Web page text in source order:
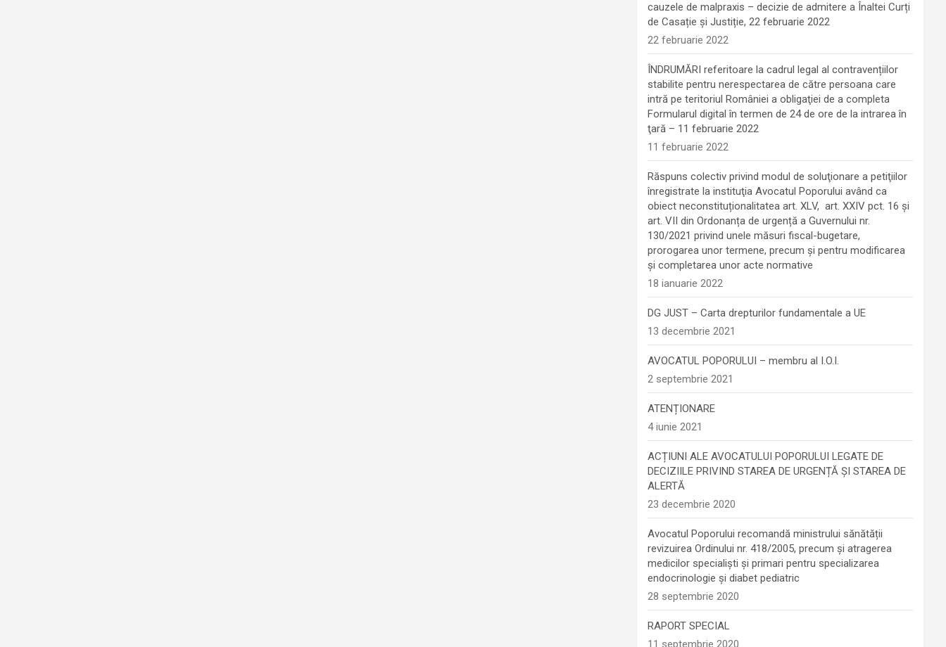
cauzele de malpraxis – decizie de admitere a Înaltei Curți
de Casație și Justiție, 22 februarie 2022
22 februarie 2022
ÎNDRUMĂRI referitoare la cadrul legal al contravențiilor
stabilite pentru nerespectarea de către persoana care
intră pe teritoriul României a obligaţiei de a completa
Formularul digital în termen de 24 de ore de la intrarea în
ţară – 11 februarie 2022
11 februarie 2022
Răspuns colectiv privind modul de soluţionare a petiţiilor
înregistrate la instituţia Avocatul Poporului având ca
obiect neconstituționalitatea art. XLV, art. XXIV pct. 16 și
art. VII din Ordonanța de urgență a Guvernului nr.
130/2021 privind unele măsuri fiscal-bugetare,
prorogarea unor termene, precum şi pentru modificarea
şi completarea unor acte normative
18 ianuarie 2022
DG JUST – Carta drepturilor fundamentale a UE
13 decembrie 2021
AVOCATUL POPORULUI – membru al I.O.I.
2 septembrie 2021
ATENȚIONARE
4 iunie 2021
ACȚIUNI ALE AVOCATULUI POPORULUI LEGATE DE
DECIZIILE PRIVIND STAREA DE URGENȚĂ ȘI STAREA DE
ALERTĂ
23 decembrie 2020
Avocatul Poporului recomandă ministrului sănătății
revizuirea Ordinului nr. 418/2005, precum și atragerea
medicilor specialiști și primari pentru specializarea
endocrinologie şi diabet pediatric
28 septembrie 2020
RAPORT SPECIAL
11 septembrie 2020